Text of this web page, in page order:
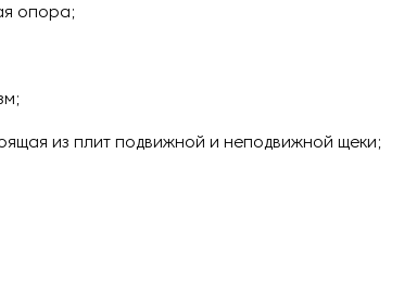
опора;
из плит подвижной и неподвижной щеки;